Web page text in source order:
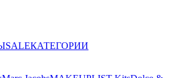
SALEКАТЕГОРИИ